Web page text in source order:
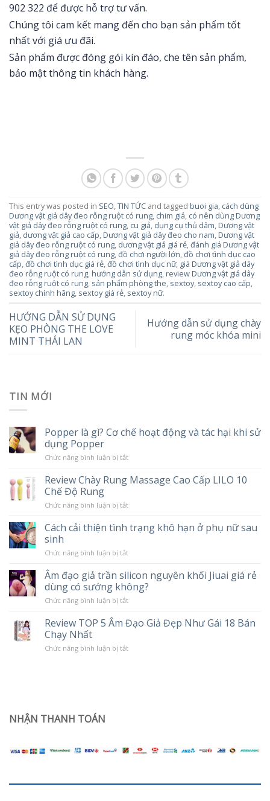
902 322 để được hỗ trợ tư vấn.
Chúng tôi cam kết mang đến cho bạn sản phẩm tốt
nhất với giá ưu đãi.
Sản phẩm được đóng gói kín đáo, che tên sản phẩm,
bảo mật thông tin khách hàng.
This entry was posted in SEO,TIN TỨC and tagged buoi gia, cách dùng
Dương vật giả dây đeo rỗng ruột có rung, chim giả, có nên dùng Dương
vật giả dây đeo rỗng ruột có rung, cu giả, dụng cụ thủ dâm, Dương vật
giả, dương vật giả cao cấp, Dương vật giả dây đeo cho nam, Dương vật
giả dây đeo rỗng ruột có rung, dương vật giả giá rẻ,đánh giá Dương vật
giả dây đeo rỗng ruột có rung,đồ chơi người lớn,đồ chơi tình dục cao
cấp,đồ chơi tình dục giá rẻ,đồ chơi tình dục nữ, giá Dương vật giả dây
đeo rỗng ruột có rung, hướng dẫn sử dụng, review Dương vật giả dây
đeo rỗng ruột có rung, sản phẩm phòng the, sextoy, sextoy cao cấp,
sextoy chính hãng, sextoy giá rẻ, sextoy nữ.
HƯỚNG DẪN SỬ DỤNG
KẸO PHÒNG THE LOVE
MINT THÁI LAN
Hướng dẫn sử dụng chày
rung móc khóa mini
TIN MỚI
Popper là gì? Cơ chế hoạt động và tác hại khi sử
dụng Popper
Chức năng bình luận bị tắtở
gì?
hoạt
và
tác
sử
Popper
Review Chày Rung Massage Cao Cấp LILO 10
Chế Độ Rung
Chức năng bình luận bị tắtở
Rung
Cấp
10
Chế
Độ
Cách cải thiện tình trạng khô hạn ở phụ nữ sau
sinh
Chức năng bình luận bị tắtở
thiện
tình
trạng
khô
ở
phụ
sinh
Âm đạo giả trần silicon nguyên khối Jiuai giá rẻ
dùng có sướng không?
Chức năng bình luận bị tắtở
giả
nguyên
Review TOP 5 Âm Đạo Giả Đẹp Như Gái 18 Bán
Chạy Nhất
Chức năng bình luận bị tắtở
Chạy
Nhất
NHẬN THANH TOÁN